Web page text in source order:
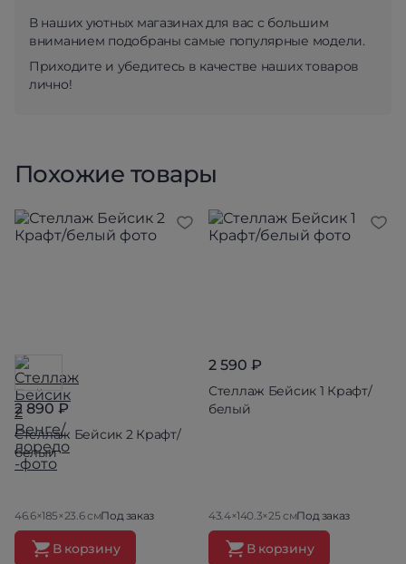
В наших уютных магазинах для вас с большим
вниманием подобраны самые популярные модели.
Приходите и убедитесь в качестве наших товаров
лично!
Похожие товары
2 890 ₽
Стеллаж Бейсик 2 Крафт/
белый
46.6×185×23.6 смПод заказ
В корзину
2 590 ₽
Стеллаж Бейсик 1 Крафт/
белый
43.4×140.3×25 смПод заказ
В корзину